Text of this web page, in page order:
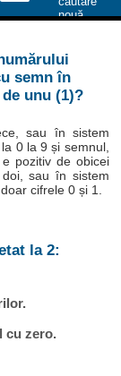
semn în
unu (1)?
sau în sistem
0 la 9 și semnul,
pozitiv de obicei
sau în sistem
cifrele 0 și 1.
la 2:
cu zero.